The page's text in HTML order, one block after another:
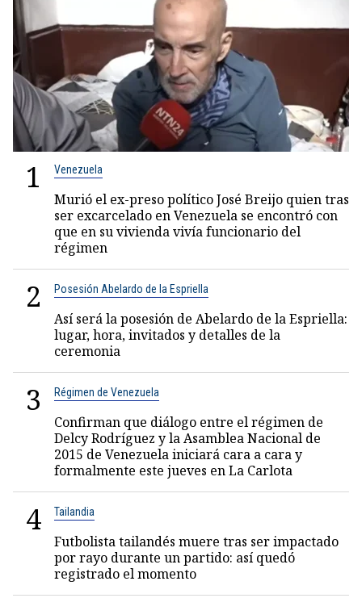
1 Venezuela
Murió el ex-preso político José Breijo quien tras
ser excarcelado en Venezuela se encontró con
que en su vivienda vivía funcionario del
régimen
2 Posesión Abelardo de la Espriella
Así será la posesión de Abelardo de la Espriella:
lugar, hora, invitados y detalles de la
ceremonia
3 Régimen de Venezuela
Confirman que diálogo entre el régimen de
Delcy Rodríguez y la Asamblea Nacional de
2015 de Venezuela iniciará cara a cara y
formalmente este jueves en La Carlota
4 Tailandia
Futbolista tailandés muere tras ser impactado
por rayo durante un partido: así quedó
registrado el momento